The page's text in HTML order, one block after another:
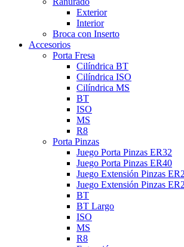
Exterior
Interior
Broca con Inserto
Accesorios
Porta Fresa
Cilíndrica BT
Cilíndrica ISO
Cilíndrica MS
BT
ISO
MS
R8
Porta Pinzas
Juego Porta Pinzas ER32
Juego Porta Pinzas ER40
Juego Extensión Pinzas
Juego Extensión Pinzas
BT
BT Largo
ISO
MS
R8